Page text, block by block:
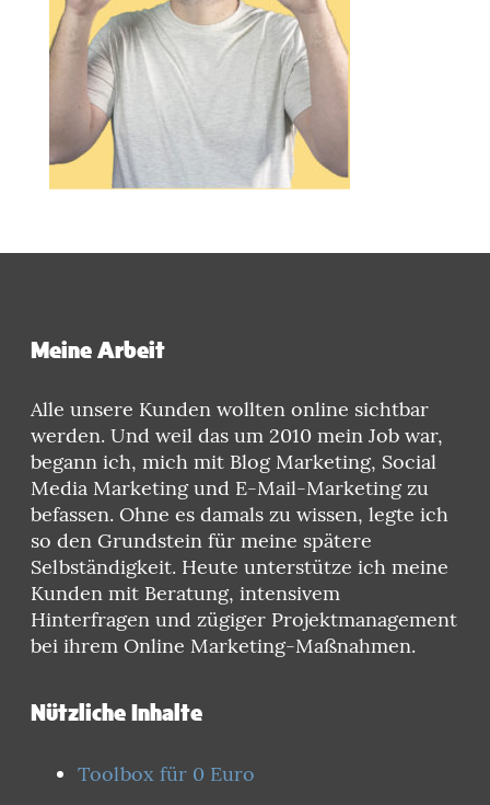
Meine Arbeit
Alle unsere Kunden wollten online sichtbar
werden. Und weil das um 2010 mein Job war,
begann ich, mich mit Blog Marketing, Social
Media Marketing und E-Mail-Marketing zu
befassen. Ohne es damals zu wissen, legte ich
so den Grundstein für meine spätere
Selbständigkeit. Heute unterstütze ich meine
Kunden mit Beratung, intensivem
Hinterfragen und zügiger Projektmanagement
bei ihrem Online Marketing-Maßnahmen.
Nützliche Inhalte
Toolbox für 0 Euro